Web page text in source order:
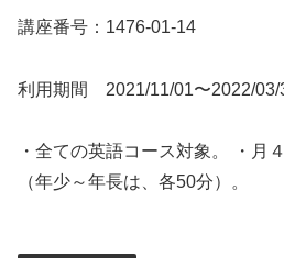
講座番号：1476-01-14
利用期間 2021/11/01〜2022/03/
・全ての英語コース対象。 ・月
（年少～年長は、各50分）。